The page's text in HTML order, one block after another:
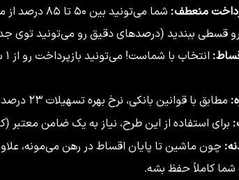
منعطف:
شما می‌تونید
قسطی ببندید (درصدهای دقیق رو می‌تونید توی
مطابق با قوانین بانکی، نرخ بهره تسهیلات ۲۳ درصد سالیانه در نظر گرفته شده.
برای استفاده از این طرح، نیاز به یک ضامن معتبر
چون ماشین تا پایان اقساط در رهن می‌مونه،
شما کاملاً حفظ بشه.